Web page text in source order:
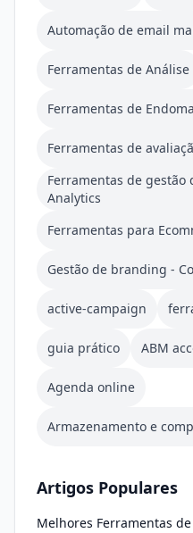
Automação de email
Ferramentas de Análise
Ferramentas de
Ferramentas de
Ferramentas de gestão
Analytics
Ferramentas para
Gestão de branding -
active-campaign
guia prático ABM
Agenda online
Armazenamento e
Artigos Populares
Melhores Ferramentas